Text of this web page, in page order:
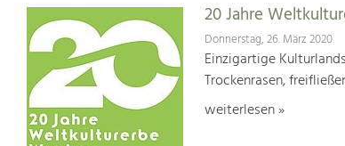
20 Jahre
Donnerstag, 26. März 2020
Einzigartige
Trockenrasen,
weiterlesen »